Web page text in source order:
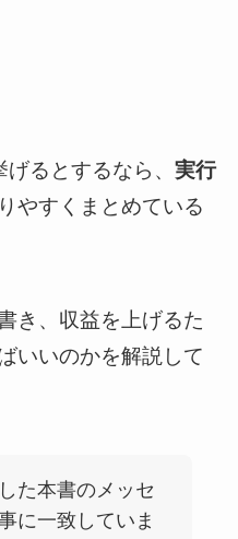
るとするなら、 実行
やすくまとめている
き、収益を上げるた
いいのかを解説して
た本書のメッセ
に一致していま